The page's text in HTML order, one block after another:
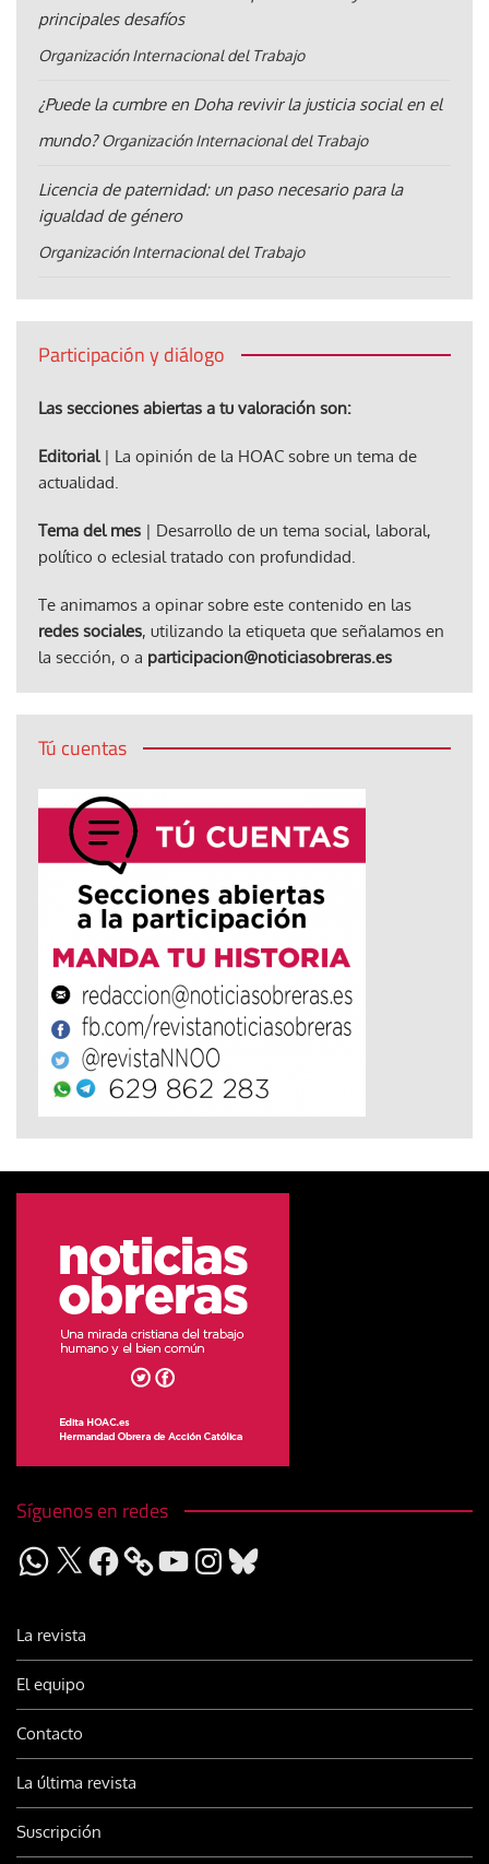
principales desafíos
Organización Internacional del Trabajo
¿Puede la cumbre en Doha revivir la justicia social en el
mundo? Organización Internacional del Trabajo
Licencia de paternidad: un paso necesario para la
igualdad de género
Organización Internacional del Trabajo
Participación y diálogo
Las secciones abiertas a tu valoración son:
Editorial| La opinión de la HOAC sobre un tema de
actualidad.
Tema del mes | Desarrollo de un tema social, laboral,
político o eclesial tratado con profundidad.
Te animamos a opinar sobre este contenido en las
redes sociales, utilizando la etiqueta que señalamos en
la sección, o a participacion@noticiasobreras.es
Tú cuentas
Síguenos en redes
WhatsApp
X Facebook YouTubeInstagram
Bluesky
La revista
El equipo
Contacto
La última revista
Suscripción